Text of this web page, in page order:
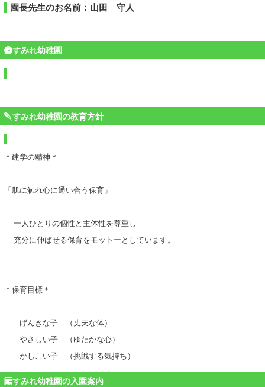
園長先生のお名前：山田 守人
すみれ幼稚園
すみれ幼稚園の教育方針
＊建学の精神＊
「肌に触れ心に通い合う保育」
一人ひとりの個性と主体性を尊重し
充分に伸ばせる保育をモットーとしています。
＊保育目標＊
げんきな子 （丈夫な体）
やさしい子 （ゆたかな心）
かしこい子 （挑戦する気持ち）
すみれ幼稚園の入園案内